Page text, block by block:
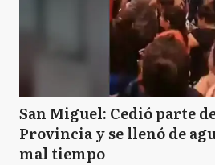
San Miguel: Cedió parte
Provincia y se llenó de
mal tiempo